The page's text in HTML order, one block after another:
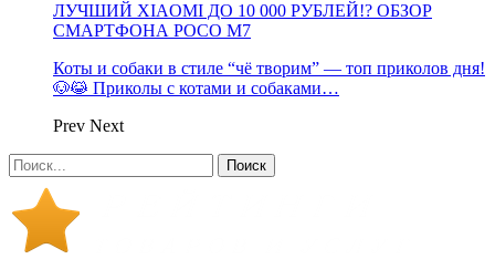
ЛУЧШИЙ XIAOMI ДО 10 000 РУБЛЕЙ!? ОБЗОР
СМАРТФОНА POCO M7
Коты и собаки в стиле “чё творим” — топ приколов дня!
🐶😹 Приколы с котами и собаками…
Prev Next